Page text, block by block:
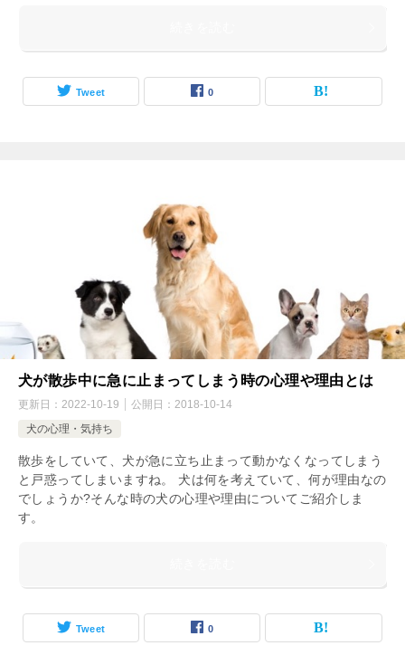
Tweet 0
犬が散歩中に急に止まってしまう時の心理や理由とは
更新日： 2022-10-19 公開日： 2018-10-14
犬の心理・気持ち
散歩をしていて、犬が急に立ち止まって動かなくなってしまう
と戸惑ってしまいますね。 犬は何を考えていて、何が理由なの
でしょうか?そんな時の犬の心理や理由についてご紹介しま
す。
Tweet 0